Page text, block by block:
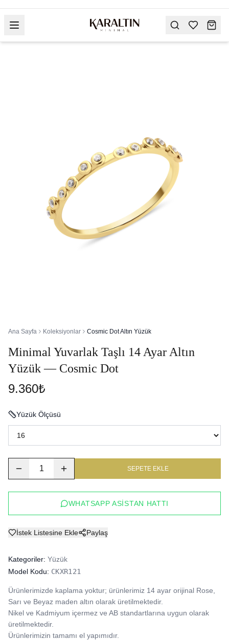
Ana Sayfa Koleksiyonlar Cosmic Dot Altın Yüzük
Minimal Yuvarlak Taşlı 14 Ayar Altın
Yüzük — Cosmic Dot
9.360₺
Yüzük Ölçüsü
1 SEPETE EKLE
WHATSAPP ASISTAN HATTI
İstek Listesine Ekle Paylaş
Kategoriler: Yüzük
Model Kodu: CKXR121
Ürünlerimizde kaplama yoktur; ürünlerimiz 14 ayar orijinal Rose,
Sarı ve Beyaz maden altın olarak üretilmektedir.
Nikel ve Kadmiyum içermez ve AB standartlarına uygun olarak
üretilmektedir.
Ürünlerimizin tamamı el yapımıdır.